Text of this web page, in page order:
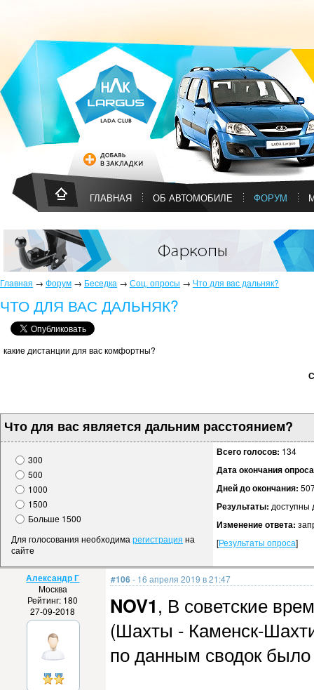
ГЛАВНАЯ ОБ АВТОМОБИЛЕ ФОРУМ
Главная → Форум → Беседка → Соц. опросы → Что для вас дальняк?
ЧТО ДЛЯ ВАС ДАЛЬНЯК?
какие дистанции для вас комфортны?
Что для вас является дальним расстоянием?
300
500
1000
1500
Больше 1500
Для голосования необходима регистрация на
сайте
Всего голосов: 134
Дата окончания
Дней до окончания:
Результаты: доступны
Изменение ответа:
[Результаты опроса]
Александр Г
Москва
Рейтинг: 180
27-09-2018
#106- 16 апреля 2019 в 21:47
NOV1, В советские
(Шахты - Каменск-
по данным сводок